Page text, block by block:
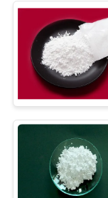
DEVIS
PLAN
SITE
PRIVACY
POLICY